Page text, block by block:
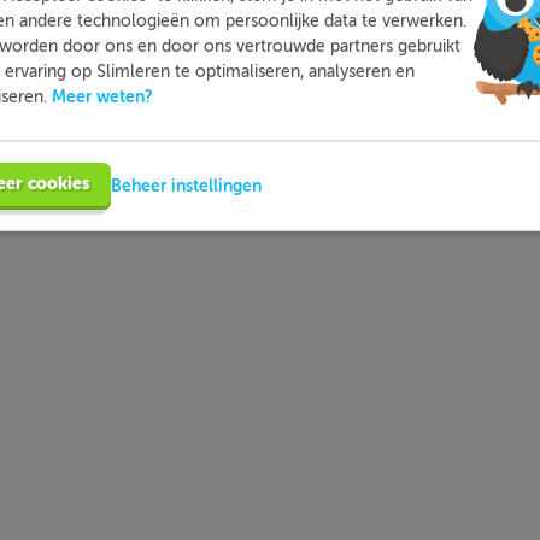
mee hebt. Zo ben je beter voorbereid en heb je nooit
voor toetsen.
andere technologieën om persoonlijke data te verwerken.
door ons en door ons vertrouwde partners gebruikt
op Slimleren te optimaliseren, analyseren en
Meer weten?
cookies Beheer instellingen